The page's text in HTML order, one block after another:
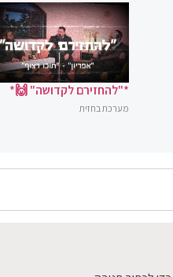
*"להחזירם לקדושה" 🙌*
מערכת בחזית